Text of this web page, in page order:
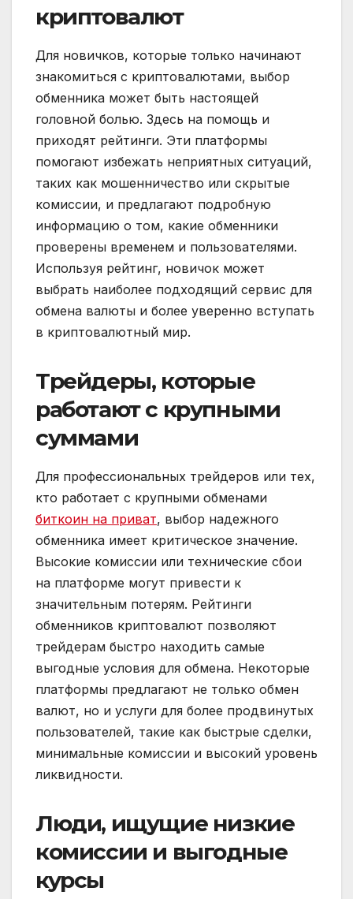
криптовалют
Для новичков, которые только начинают
знакомиться с криптовалютами, выбор
обменника может быть настоящей
головной болью. Здесь на помощь и
приходят рейтинги. Эти платформы
помогают избежать неприятных ситуаций,
таких как мошенничество или скрытые
комиссии, и предлагают подробную
информацию о том, какие обменники
проверены временем и пользователями.
Используя рейтинг, новичок может
выбрать наиболее подходящий сервис для
обмена валюты и более уверенно вступать
в криптовалютный мир.
Трейдеры, которые
работают с крупными
суммами
Для профессиональных трейдеров или тех,
кто работает с крупными обменами
биткоин на приват, выбор надежного
обменника имеет критическое значение.
Высокие комиссии или технические сбои
на платформе могут привести к
значительным потерям. Рейтинги
обменников криптовалют позволяют
трейдерам быстро находить самые
выгодные условия для обмена. Некоторые
платформы предлагают не только обмен
валют, но и услуги для более продвинутых
пользователей, такие как быстрые сделки,
минимальные комиссии и высокий уровень
ликвидности.
Люди, ищущие низкие
комиссии и выгодные
курсы